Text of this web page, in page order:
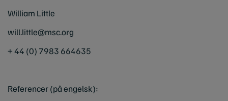
William Little
will.little@msc.org
+ 44 (0) 7983 664635
Referencer (på engelsk):